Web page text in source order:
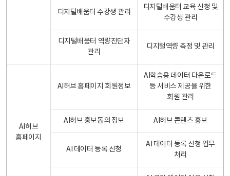
디지털배움터 수강생 관리
디지털배움터 교육 신청 및
수강생 관리
디지털배움터 역량진단자
관리
디지털역량 측정 및 관리
AI허브
홈페이지
AI허브 홈페이지 회원정보
AI학습용 데이터 다운로드
등 서비스 제공을 위한
회원 관리
AI허브 홍보동의 정보 AI허브 콘텐츠 홍보
AI 데이터 등록 신청
AI 데이터 등록 신청 업무
처리